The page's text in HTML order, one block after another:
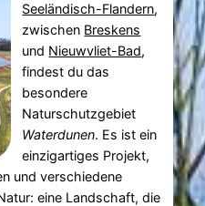
Seeländisch-Flandern,
zwischen Breskens
und Nieuwvliet-Bad,
findest du das
besondere
Naturschutzgebiet
Waterdunen. Es ist ein
einzigartiges Projekt,
und verschiedene
eine Landschaft, die